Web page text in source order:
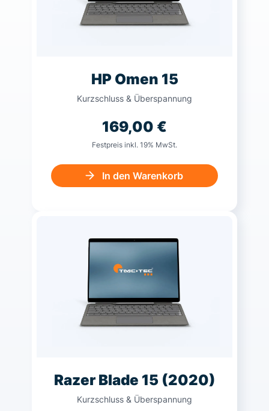
HP Omen 15
Kurzschluss & Überspannung
169,00 €
Festpreis inkl. 19% MwSt.
In den Warenkorb
Razer Blade 15 (2020)
Kurzschluss & Überspannung